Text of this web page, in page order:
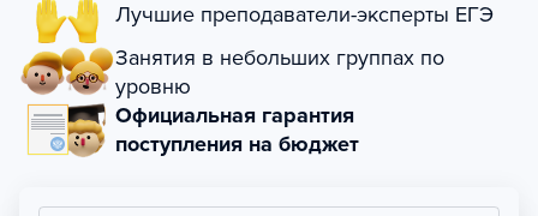
Лучшие преподаватели-эксперты ЕГЭ
Занятия в небольших группах по
уровню
Официальная гарантия
поступления на бюджет